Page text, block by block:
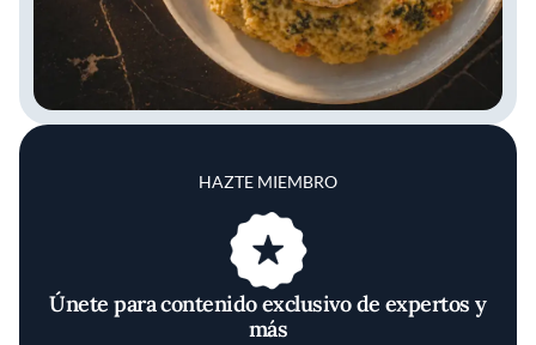
HAZTE MIEMBRO
Únete para contenido exclusivo de expertos y
más